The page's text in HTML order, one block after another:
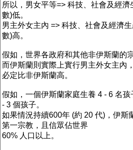
所以，男女平等=> 科技、社會及經濟
數)低。
男主外女主內 => 科技、社會及經濟
數)高。
假如，世界各政府和其他非伊斯蘭的
而伊斯蘭則實際上實行男主外女主內
必定比非伊斯蘭高。
假如，一個伊斯蘭家庭生養 4 - 6 名
- 3 個孩子。
如果情況持續600年 (約 20 代)，伊斯
第一宗教，且信眾佔世界
60% 人口以上。